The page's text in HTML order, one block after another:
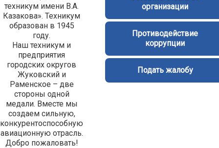
техникум имени В.А.
Казакова». Техникум
образован в 1945
году.
Наш техникум и
предприятия
городских округов
Жуковский и
Раменское – две
стороны одной
медали. Вместе мы
создаем сильную,
конкурентоспособную
авиационную отрасль.
Добро пожаловать!
организации
Противодействие
коррупции
Подать жалобу